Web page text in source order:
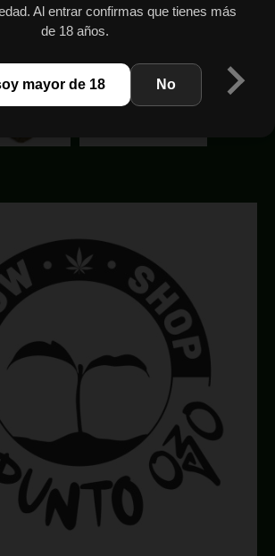
Al entrar confirmas que tienes más
de 18 años.
mayor de 18 No